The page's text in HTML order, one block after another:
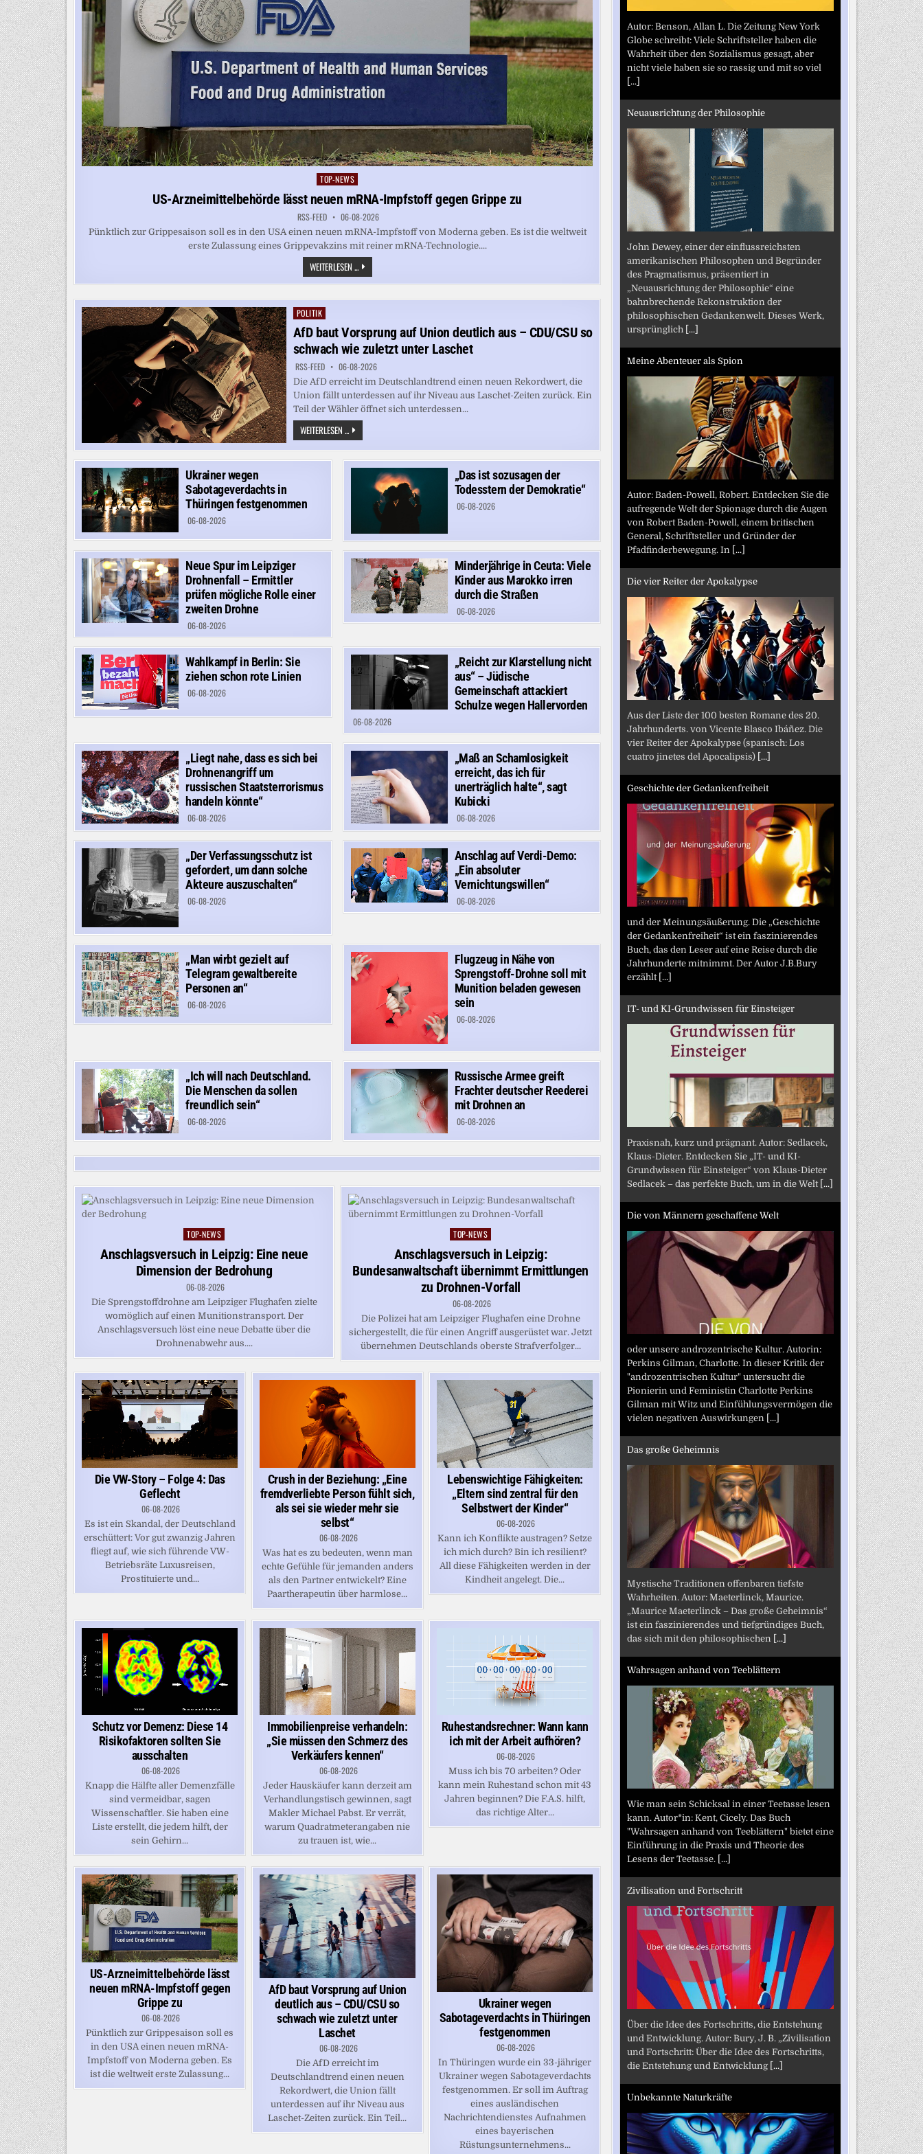
Posted
TOP-NEWS
US-Arzneimittelbehörde lässt neuen mRNA-Impfstoff gegen Grippe zu
RSS-FEED 06-08-2026
Pünktlich zur Grippesaison soll es in den USA einen neuen mRNA-Impfstoff von Moderna geben. Es ist die weltweit
erste Zulassung eines Grippevakzins mit reiner mRNA-Technologie....
WEITERLESEN ... US-
ARZNEIMITTELBEHÖRDE
LÄSST
MRNA-
GRIPPE
ZU
Posted
in
POLITIK
AfD baut Vorsprung auf Union deutlich aus – CDU/CSU so
schwach wie zuletzt unter Laschet
RSS-FEED 06-08-2026
Die AfD erreicht im Deutschlandtrend einen neuen Rekordwert, die
Union fällt unterdessen auf ihr Niveau aus Laschet-Zeiten zurück. Ein
Teil der Wähler öffnet sich unterdessen...
WEITERLESEN ... AFD
BAUT
VORSPRUNG
UNION
DEUTLICH
CDU/CSU
SCHWACH
UNTER
LASCHET
Ukrainer wegen
Sabotageverdachts in
Thüringen festgenommen
06-08-2026
„Das ist sozusagen der
Todesstern der Demokratie“
06-08-2026
Neue Spur im Leipziger
Drohnenfall – Ermittler
prüfen mögliche Rolle einer
zweiten Drohne
06-08-2026
Minderjährige in Ceuta: Viele
Kinder aus Marokko irren
durch die Straßen
06-08-2026
Wahlkampf in Berlin: Sie
ziehen schon rote Linien
06-08-2026
„Reicht zur Klarstellung nicht
aus“ – Jüdische
Gemeinschaft attackiert
Schulze wegen Hallervorden
06-08-2026
„Liegt nahe, dass es sich bei
Drohnenangriff um
russischen Staatsterrorismus
handeln könnte“
06-08-2026
„Maß an Schamlosigkeit
erreicht, das ich für
unerträglich halte“, sagt
Kubicki
06-08-2026
„Der Verfassungsschutz ist
gefordert, um dann solche
Akteure auszuschalten“
06-08-2026
Anschlag auf Verdi-Demo:
„Ein absoluter
Vernichtungswillen“
06-08-2026
„Man wirbt gezielt auf
Telegram gewaltbereite
Personen an“
06-08-2026
Flugzeug in Nähe von
Sprengstoff-Drohne soll mit
Munition beladen gewesen
sein
06-08-2026
„Ich will nach Deutschland.
Die Menschen da sollen
freundlich sein“
06-08-2026
Russische Armee greift
Frachter deutscher Reederei
mit Drohnen an
06-08-2026
Posted
in
TOP-NEWS
Anschlagsversuch in Leipzig: Eine neue
Dimension der Bedrohung
06-08-2026
Die Sprengstoffdrohne am Leipziger Flughafen zielte
womöglich auf einen Munitionstransport. Der
Anschlagsversuch löst eine neue Debatte über die
Drohnenabwehr aus....
Posted
TOP-NEWS
Anschlagsversuch in Leipzig:
Bundesanwaltschaft übernimmt Ermittlungen
zu Drohnen-Vorfall
06-08-2026
Die Polizei hat am Leipziger Flughafen eine Drohne
sichergestellt, die für einen Angriff ausgerüstet war. Jetzt
übernehmen Deutschlands oberste Strafverfolger...
Die VW-Story – Folge 4: Das
Geflecht
06-08-2026
Es ist ein Skandal, der Deutschland
erschüttert: Vor gut zwanzig Jahren
fliegt auf, wie sich führende VW-
Betriebsräte Luxusreisen,
Prostituierte und...
Crush in der Beziehung: „Eine
fremdverliebte Person fühlt sich,
als sei sie wieder mehr sie
selbst“
06-08-2026
Was hat es zu bedeuten, wenn man
echte Gefühle für jemanden anders
als den Partner entwickelt? Eine
Paartherapeutin über harmlose...
Lebenswichtige Fähigkeiten:
„Eltern sind zentral für den
Selbstwert der Kinder“
06-08-2026
Kann ich Konflikte austragen? Setze
ich mich durch? Bin ich resilient?
All diese Fähigkeiten werden in der
Kindheit angelegt. Die...
Schutz vor Demenz: Diese 14
Risikofaktoren sollten Sie
ausschalten
06-08-2026
Knapp die Hälfte aller Demenzfälle
sind vermeidbar, sagen
Wissenschaftler. Sie haben eine
Liste erstellt, die jedem hilft, der
sein Gehirn...
Immobilienpreise verhandeln:
„Sie müssen den Schmerz des
Verkäufers kennen“
06-08-2026
Jeder Hauskäufer kann derzeit am
Verhandlungstisch gewinnen, sagt
Makler Michael Pabst. Er verrät,
warum Quadratmeterangaben nie
zu trauen ist, wie...
Ruhestandsrechner: Wann kann
ich mit der Arbeit aufhören?
06-08-2026
Muss ich bis 70 arbeiten? Oder
kann mein Ruhestand schon mit 43
Jahren beginnen? Die F.A.S. hilft,
das richtige Alter...
US-Arzneimittelbehörde lässt
neuen mRNA-Impfstoff gegen
Grippe zu
06-08-2026
Pünktlich zur Grippesaison soll es
in den USA einen neuen mRNA-
Impfstoff von Moderna geben. Es
ist die weltweit erste Zulassung...
AfD baut Vorsprung auf Union
deutlich aus – CDU/CSU so
schwach wie zuletzt unter
Laschet
06-08-2026
Die AfD erreicht im
Deutschlandtrend einen neuen
Rekordwert, die Union fällt
unterdessen auf ihr Niveau aus
Laschet-Zeiten zurück. Ein Teil...
Ukrainer wegen
Sabotageverdachts in Thüringen
festgenommen
06-08-2026
In Thüringen wurde ein 33-jähriger
Ukrainer wegen Sabotageverdachts
festgenommen. Er soll im Auftrag
eines ausländischen
Nachrichtendienstes Aufnahmen
eines bayerischen
Rüstungsunternehmens...
Autor: Benson, Allan L. Die Zeitung New York
Globe schreibt: Viele Schriftsteller haben die
Wahrheit über den Sozialismus gesagt, aber
nicht viele haben sie so rassig und mit so viel
[...]
Neuausrichtung der Philosophie
John Dewey, einer der einflussreichsten
amerikanischen Philosophen und Begründer
des Pragmatismus, präsentiert in
„Neuausrichtung der Philosophie“ eine
bahnbrechende Rekonstruktion der
philosophischen Gedankenwelt. Dieses Werk,
ursprünglich [...]
Meine Abenteuer als Spion
Autor: Baden-Powell, Robert. Entdecken Sie die
aufregende Welt der Spionage durch die Augen
von Robert Baden-Powell, einem britischen
General, Schriftsteller und Gründer der
Pfadfinderbewegung. In [...]
Die vier Reiter der Apokalypse
Aus der Liste der 100 besten Romane des 20.
Jahrhunderts. von Vicente Blasco Ibáñez. Die
vier Reiter der Apokalypse (spanisch: Los
cuatro jinetes del Apocalipsis) [...]
Geschichte der Gedankenfreiheit
und der Meinungsäußerung. Die „Geschichte
der Gedankenfreiheit“ ist ein faszinierendes
Buch, das den Leser auf eine Reise durch die
Jahrhunderte mitnimmt. Der Autor J.B.Bury
erzählt [...]
IT- und KI-Grundwissen für Einsteiger
Praxisnah, kurz und prägnant. Autor: Sedlacek,
Klaus-Dieter. Entdecken Sie „IT- und KI-
Grundwissen für Einsteiger“ von Klaus-Dieter
Sedlacek – das perfekte Buch, um in die Welt [...]
Die von Männern geschaffene Welt
oder unsere androzentrische Kultur. Autorin:
Perkins Gilman, Charlotte. In dieser Kritik der
"androzentrischen Kultur" untersucht die
Pionierin und Feministin Charlotte Perkins
Gilman mit Witz und Einfühlungsvermögen die
vielen negativen Auswirkungen [...]
Das große Geheimnis
Mystische Traditionen offenbaren tiefste
Wahrheiten. Autor: Maeterlinck, Maurice.
„Maurice Maeterlinck – Das große Geheimnis“
ist ein faszinierendes und tiefgründiges Buch,
das sich mit den philosophischen [...]
Wahrsagen anhand von Teeblättern
Wie man sein Schicksal in einer Teetasse lesen
kann. Autor*in: Kent, Cicely. Das Buch
"Wahrsagen anhand von Teeblättern" bietet eine
Einführung in die Praxis und Theorie des
Lesens der Teetasse. [...]
Zivilisation und Fortschritt
Über die Idee des Fortschritts, die Entstehung
und Entwicklung. Autor: Bury, J. B. „Zivilisation
und Fortschritt: Über die Idee des Fortschritts,
die Entstehung und Entwicklung [...]
Unbekannte Naturkräfte